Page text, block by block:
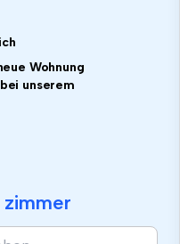
Wohnung
unserem
zimmer